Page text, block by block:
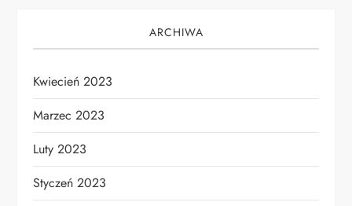
ARCHIWA
Kwiecień 2023
Marzec 2023
Luty 2023
Styczeń 2023